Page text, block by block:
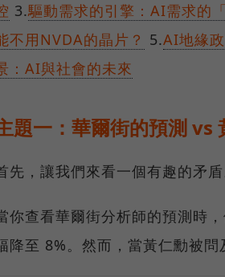
3.驅動需求的引擎：AI需求的
不用NVDA的晶片？ 5.AI地緣
：AI與社會的未來
題一：華爾街的預測 vs
先，讓我們來看一個有趣的矛盾
你查看華爾街分析師的預測時
降至 8%。然而，當黃仁勳被問